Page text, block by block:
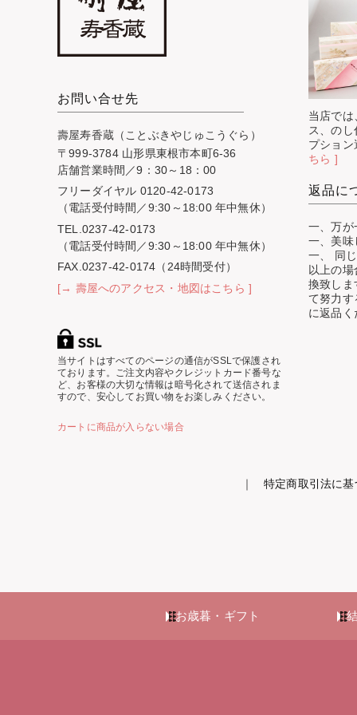
お問い合せ先
壽屋寿香蔵（ことぶきやじゅこうぐら）
〒999-3784 山形県東根市本町6-36
店舗営業時間／9：30～18：00
フリーダイヤル 0120-42-0173
（電話受付時間／9:30～18:00 年中無休）
TEL.0237-42-0173
（電話受付時間／9:30～18:00 年中無休）
FAX.0237-42-0174（24時間受付）
[→ 壽屋へのアクセス・地図はこちら ]
当サイトはすべてのページの通信がSSLで保護され
ております。ご注文内容やクレジットカード番号な
ど、お客様の大切な情報は暗号化されて送信されま
すので、安心してお買い物をお楽しみください。
カートに商品が入らない場合
当店で
ス、の
プショ
ちら ]
返品に
一、万が
一、美味
一、 同
以上の
換致しま
て努力
に返品く
｜ 特定商取引法に
お歳暮・ギフト